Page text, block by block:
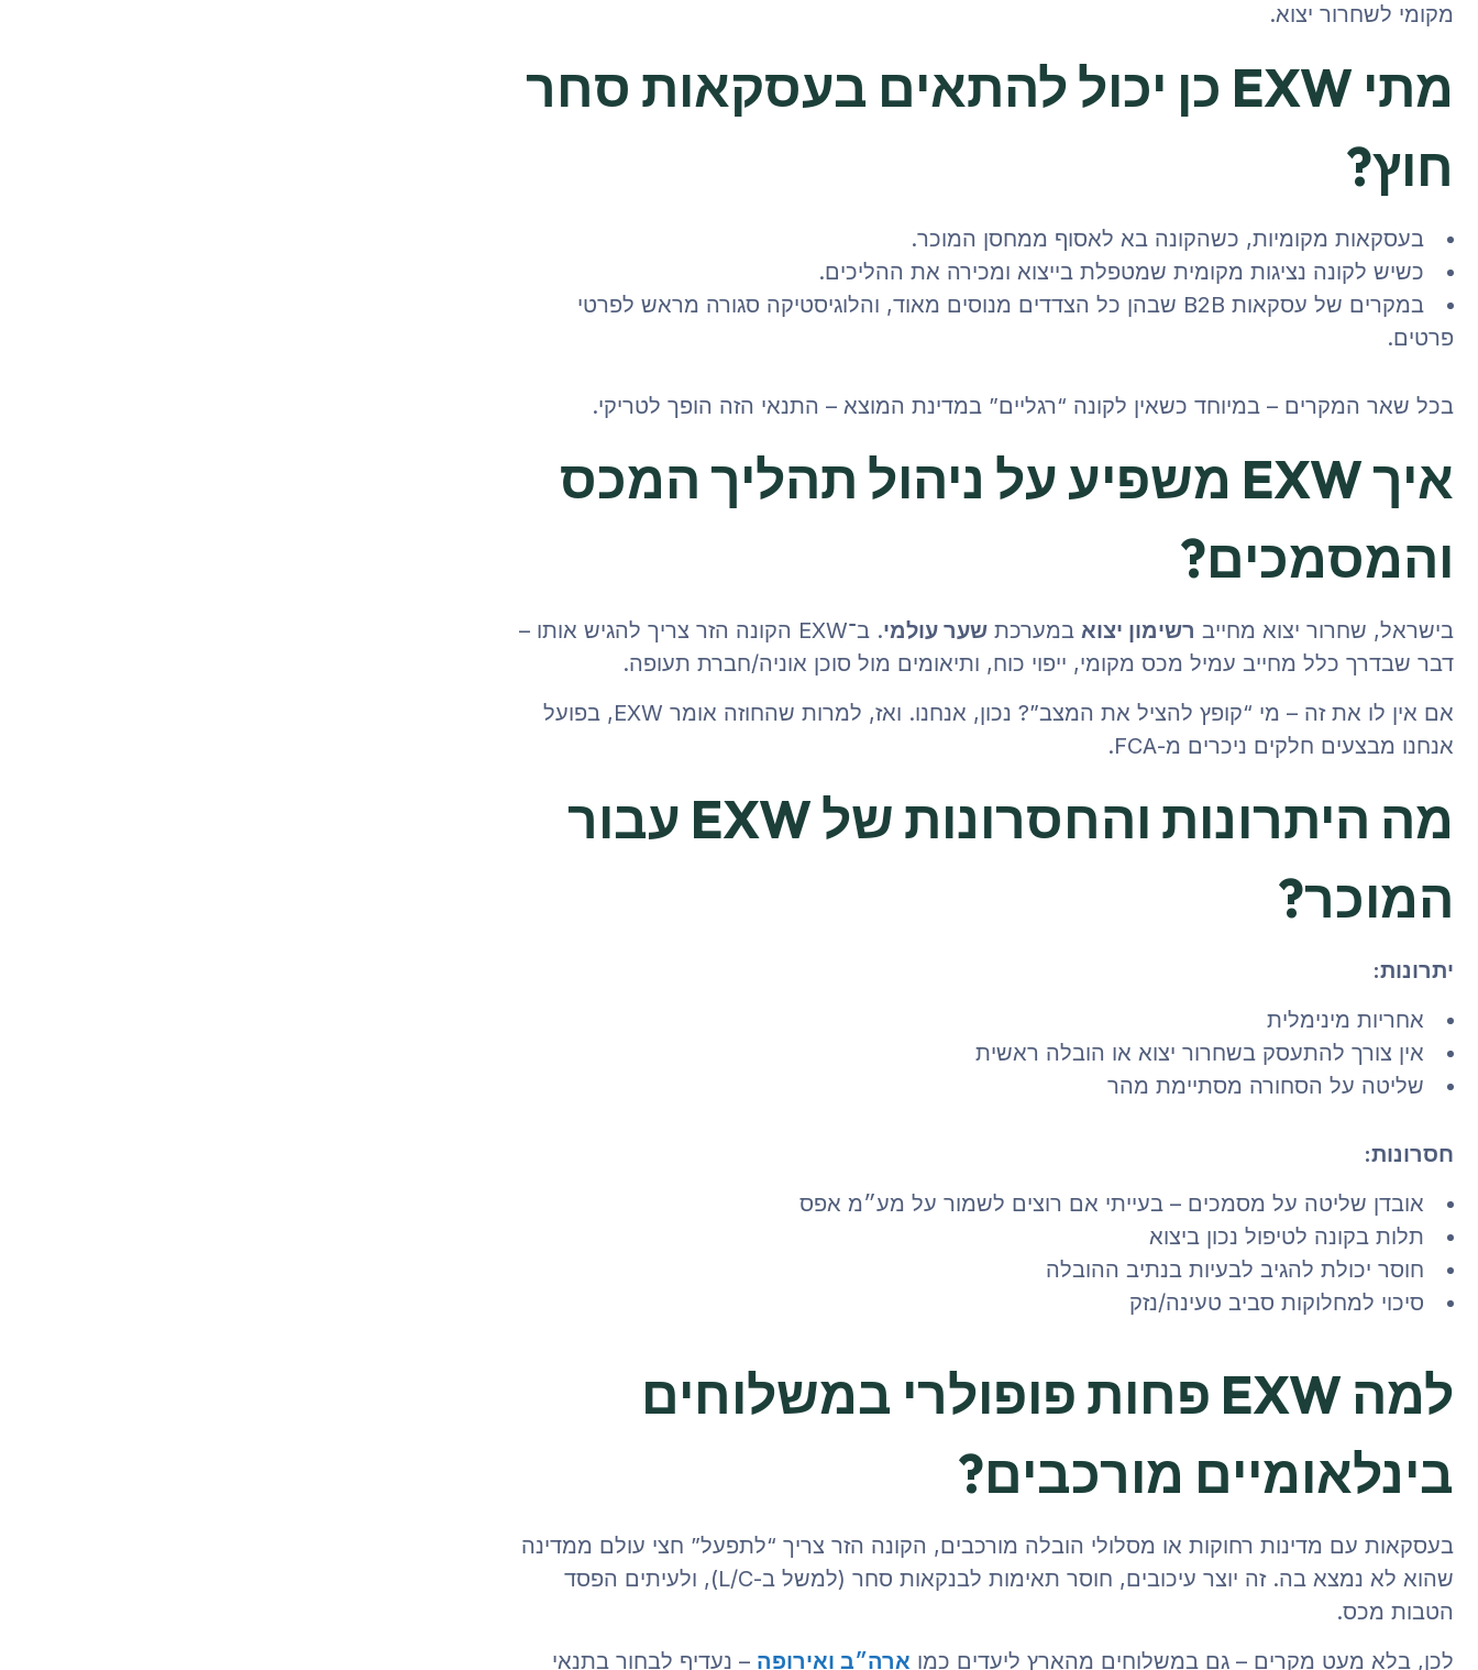
מקומי לשחרור יצוא.
מתי EXW כן יכול להתאים בעסקאות סחר
חוץ?
בעסקאות מקומיות, כשהקונה בא לאסוף ממחסן המוכר.
כשיש לקונה נציגות מקומית שמטפלת בייצוא ומכירה את ההליכים.
במקרים של עסקאות B2B שבהן כל הצדדים מנוסים מאוד, והלוגיסטיקה סגורה מראש לפרטי
פרטים.
בכל שאר המקרים – במיוחד כשאין לקונה “רגליים” במדינת המוצא – התנאי הזה הופך לטריקי.
איך EXW משפיע על ניהול תהליך המכס
והמסמכים?
בישראל, שחרור יצוא מחייב רשימון יצוא במערכת שער עולמי
. ב־EXW הקונה הזר צריך להגיש אותו –
דבר שבדרך כלל מחייב עמיל מכס מקומי, ייפוי כוח, ותיאומים מול סוכן אוניה/חברת תעופה.
אם אין לו את זה – מי “קופץ להציל את המצב”? נכון, אנחנו. ואז, למרות שהחוזה אומר EXW, בפועל
אנחנו מבצעים חלקים ניכרים מ-FCA.
מה היתרונות והחסרונות של EXW עבור
המוכר?
יתרונות:
אחריות מינימלית
אין צורך להתעסק בשחרור יצוא או הובלה ראשית
שליטה על הסחורה מסתיימת מהר
חסרונות:
אובדן שליטה על מסמכים – בעייתי אם רוצים לשמור על מע״מ אפס
תלות בקונה לטיפול נכון ביצוא
חוסר יכולת להגיב לבעיות בנתיב ההובלה
סיכוי למחלוקות סביב טעינה/נזק
למה EXW פחות פופולרי במשלוחים
בינלאומיים מורכבים?
בעסקאות עם מדינות רחוקות או מסלולי הובלה מורכבים, הקונה הזר צריך “לתפעל” חצי עולם ממדינה
שהוא לא נמצא בה. זה יוצר עיכובים, חוסר תאימות לבנקאות סחר (למשל ב-L/C), ולעיתים הפסד
הטבות מכס.
לכן, בלא מעט מקרים – גם במשלוחים מהארץ ליעדים כמו ארה״ב ואירופה – נעדיף לבחור בתנאי